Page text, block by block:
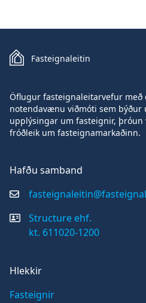
Fasteignaleitin
Öflugur fasteignaleitarvefur með
notendavænu viðmóti sem býður
upplýsingar um fasteignir, þróun
fróðleik um fasteignamarkaðinn.
Hafðu samband
Structure ehf.
kt. 611020-1200
Hlekkir
Fasteignir